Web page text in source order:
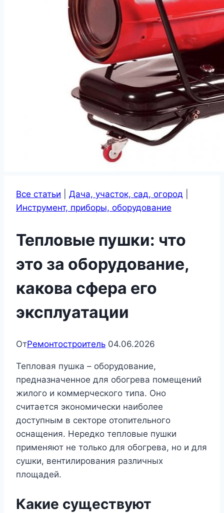
Все статьи Дача, участок, сад, огород
Инструмент, приборы, оборудование
Тепловые пушки: что
это за оборудование,
какова сфера его
эксплуатации
ОтРемонтостроитель 04.06.2026
Тепловая пушка – оборудование,
предназначенное для обогрева помещений
жилого и коммерческого типа. Оно
считается экономически наиболее
доступным в секторе отопительного
оснащения. Нередко тепловые пушки
применяют не только для обогрева, но и для
сушки, вентилирования различных
площадей.
Какие существуют